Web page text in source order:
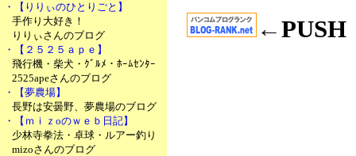
・【りりぃのひとりごと】
手作り大好き！
りりぃさんのブログ
・【２５２５ａｐｅ】
飛行機・柴犬・ｸﾞﾙﾒ・ﾎｰﾑｾﾝﾀｰ
2525apeさんのブログ
・【夢農場】
長野は安曇野、夢農場のブログ
・【ｍｉｚoのｗｅｂ日記】
少林寺拳法・卓球・ルアー釣り
mizoさんのブログ
←PUSH